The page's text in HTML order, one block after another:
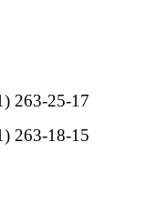
263-25-17
263-18-15